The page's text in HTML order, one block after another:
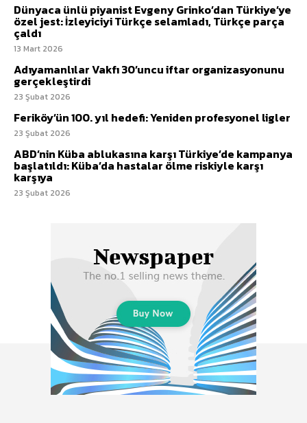
Dünyaca ünlü piyanist Evgeny Grinko’dan Türkiye’ye
özel jest: İzleyiciyi Türkçe selamladı, Türkçe parça
çaldı
13 Mart 2026
Adıyamanlılar Vakfı 30’uncu iftar organizasyonunu
gerçekleştirdi
23 Şubat 2026
Feriköy’ün 100. yıl hedefi: Yeniden profesyonel ligler
23 Şubat 2026
ABD’nin Küba ablukasına karşı Türkiye’de kampanya
başlatıldı: Küba’da hastalar ölme riskiyle karşı
karşıya
23 Şubat 2026